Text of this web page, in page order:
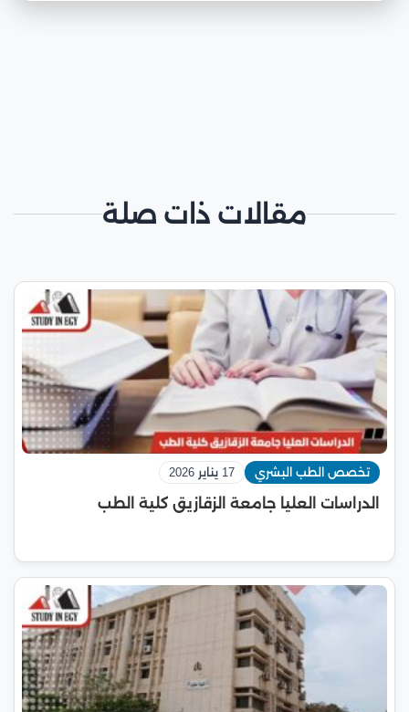
مقالات ذات صلة
تخصص الطب البشري 17 يناير 2026
الدراسات العليا جامعة الزقازيق كلية الطب